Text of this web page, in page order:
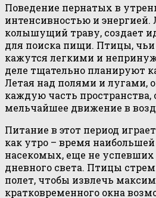
Поведение пернатых в
интенсивностью и энергией.
колышущий траву, создает
для поиска пищи. Птицы,
кажутся легкими и
деле тщательно планируют
Летая над полями и лугами,
каждую часть пространства,
мельчайшее движение в
Питание в этот период
как утро – время
насекомых, еще не успевших
дневного света. Птицы
полет, чтобы извлечь
кратковременного окна